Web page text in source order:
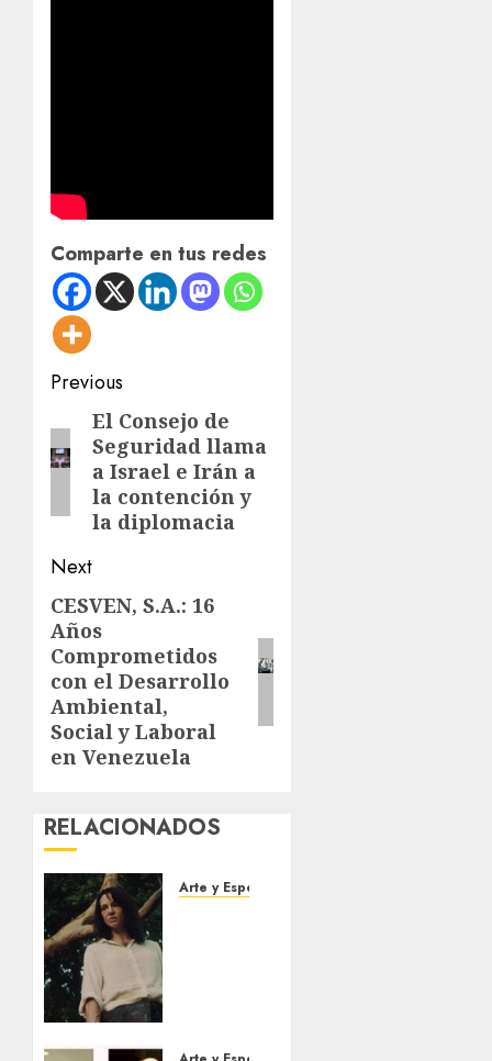
Comparte en tus redes
Post
navigation
Previous
Previous
post:
El Consejo de
Seguridad llama
a Israel e Irán a
la contención y
la diplomacia
Next
Next
post:
CESVEN, S.A.: 16
Años
Comprometidos
con el Desarrollo
Ambiental,
Social y Laboral
en Venezuela
RELACIONADOS
Arte y Espectaculos